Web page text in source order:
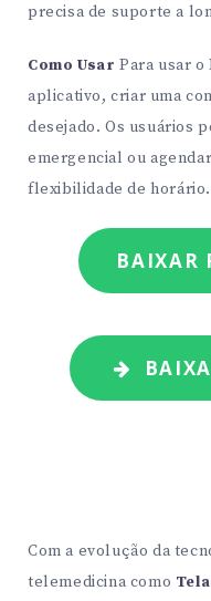
precisa de suporte a
Como Usar Para usar o
aplicativo, criar uma
desejado. Os usuários
emergencial ou
flexibilidade de horário.
BAIXAR
Com a evolução da
telemedicina como